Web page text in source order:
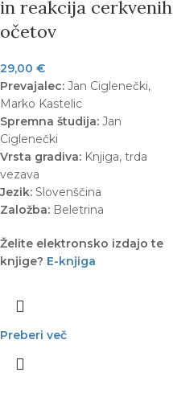
in reakcija cerkvenih
očetov
29,00 €
Prevajalec: Jan Ciglenečki,
Marko Kastelic
Spremna študija: Jan
Ciglenečki
Vrsta gradiva: Knjiga, trda
vezava
Jezik: Slovenščina
Založba: Beletrina
Želite elektronsko izdajo te
knjige? E-knjiga
Preberi več